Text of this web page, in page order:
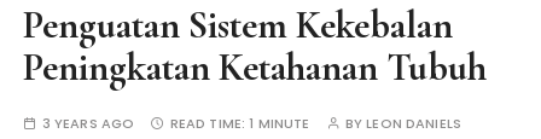
Penguatan Sistem Kekebalan
Peningkatan Ketahanan Tubuh
3 YEARS AGO READ TIME:1 MINUTE BYLEON DANIELS